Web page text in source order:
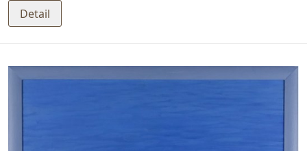
Detail